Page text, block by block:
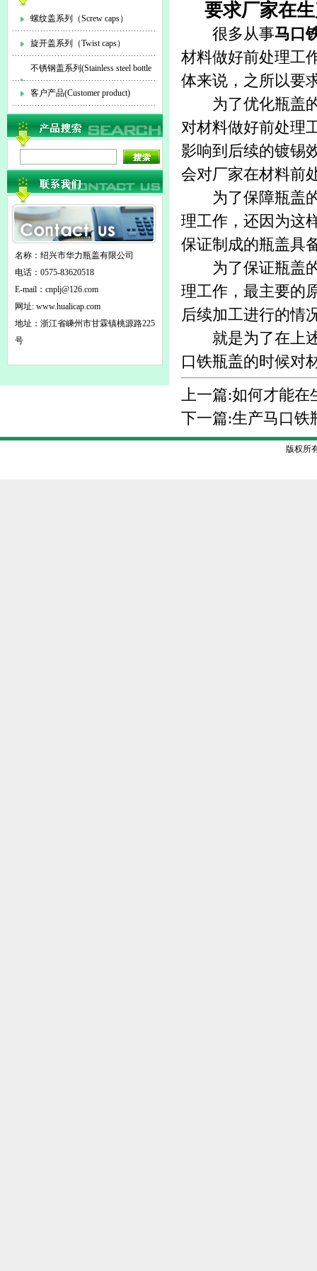
螺纹盖系列（Screw caps）
旋开盖系列（Twist caps）
不锈钢盖系列(Stainless steel bottle
cap)
客户产品(Customer product)
名称：绍兴市华力瓶盖有限公司
电话：0575-83620518
E-mail： cnplj@126.com
网址: www.hualicap.com
地址：浙江省嵊州市甘霖镇桃源路225
号
要求厂家在
很多从事马口
材料做好前处理工
体来说，之所以要
为了优化瓶盖的
对材料做好前处理
影响到后续的镀锡
会对厂家在材料前
为了保障瓶盖的
理工作，还因为这
保证制成的瓶盖具
为了保证瓶盖的
理工作，最主要的
后续加工进行的情
就是为了在上述
口铁瓶盖的时候对
上一篇:如何才能在
下一篇:生产马口铁
版权所